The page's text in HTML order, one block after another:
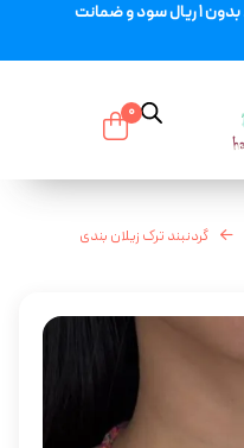
0
گردنبند ترک زیلان بندی